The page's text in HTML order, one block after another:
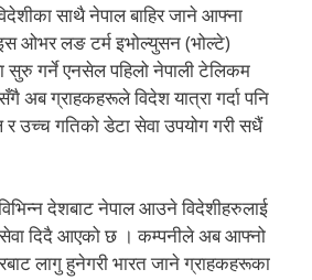
साथै नेपाल बाहिर जाने आफ्ना
ओभर लङ टर्म इभोल्युसन (भोल्टे)
सुरु गर्ने एनसेल पहिलो नेपाली टेलिकम
अब ग्राहकहरूले विदेश यात्रा गर्दा पनि
उच्च गतिको डेटा सेवा उपयोग गरी सधैं
देशबाट नेपाल आउने विदेशीहरुलाई
सेवा दिदै आएको छ । कम्पनीले अब आफ्नो
लागु हुनेगरी भारत जाने ग्राहकहरूका